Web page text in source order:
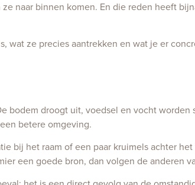
naar binnen komen. En die reden heeft
wat ze precies aantrekken en wat je er
bodem droogt uit, voedsel en vocht worden
betere omgeving.
bij het raam of een paar kruimels achter
een goede bron, dan volgen de anderen